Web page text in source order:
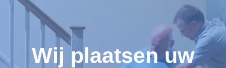
Wij plaatsen uw